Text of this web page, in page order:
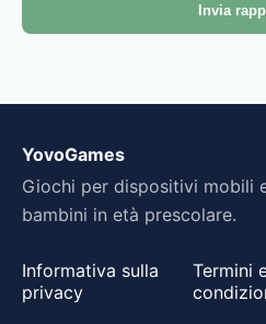
Invia
YovoGames
Giochi per dispositivi mobili
bambini in età prescolare.
Informativa sulla
privacy
Termini